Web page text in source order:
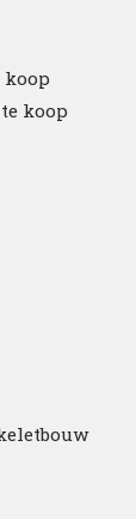
koop